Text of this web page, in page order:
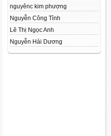
nguyênc kim phượng
Nguyễn Công Tỉnh
Lê Thị Ngọc Anh
Nguyễn Hải Dương